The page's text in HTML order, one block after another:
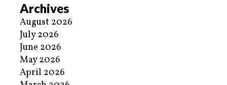
Archives
August 2026
July 2026
June 2026
May 2026
April 2026